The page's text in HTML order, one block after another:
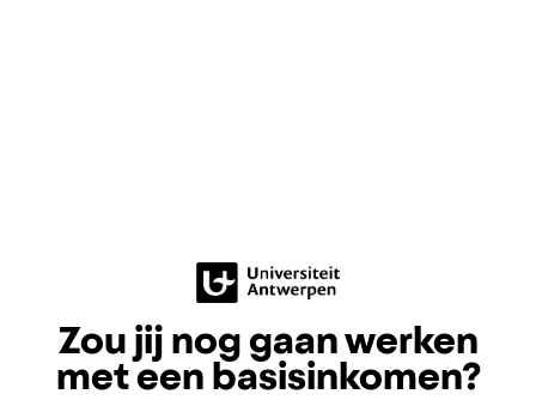
Zou jij nog gaan werken
met een basisinkomen?